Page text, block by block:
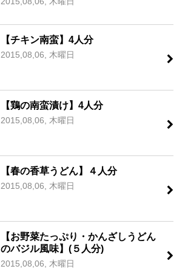
【チキン南蛮】4人分
2015,08,06, 木曜日
【鶏の南蛮漬け】4人分
2015,08,06, 木曜日
【春の香草うどん】４人分
2015,08,06, 木曜日
【お野菜たっぷり・かんざしうどん
のバジル風味】(５人分)
2015,08,06, 木曜日